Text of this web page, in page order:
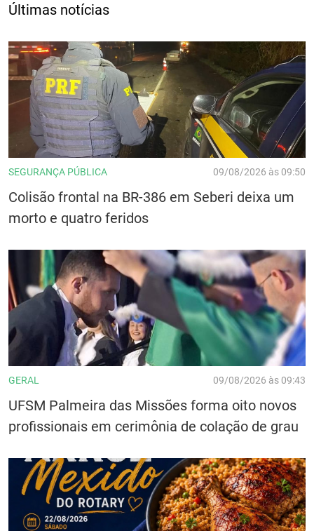
Últimas notícias
SEGURANÇA PÚBLICA 09/08/2026 às 09:50
Colisão frontal na BR-386 em Seberi deixa um
morto e quatro feridos
GERAL 09/08/2026 às 09:43
UFSM Palmeira das Missões forma oito novos
profissionais em cerimônia de colação de grau